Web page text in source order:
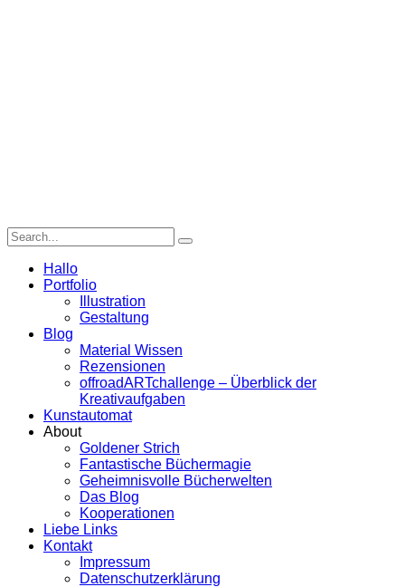
Hallo
Portfolio
Illustration
Gestaltung
Blog
Material Wissen
Rezensionen
offroadARTchallenge – Überblick der
Kreativaufgaben
Kunstautomat
About
Goldener Strich
Fantastische Büchermagie
Geheimnisvolle Bücherwelten
Das Blog
Kooperationen
Liebe Links
Kontakt
Impressum
Datenschutzerklärung